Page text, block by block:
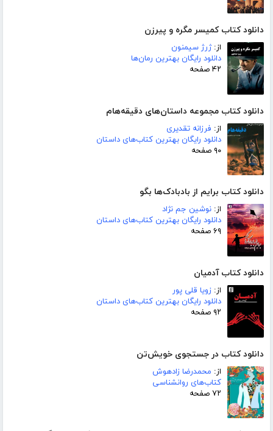
دانلود کتاب کمیسر مگره و پیرزن
از:ژرژ سیمنون
دانلود رایگان بهترین رمان‌ها
۴۲ صفحه
دانلود کتاب مجموعه داستان‌های دقیقه‌هام
از: فرزانه تقدیری
دانلود رایگان بهترین کتاب‌های داستان
۹۰ صفحه
دانلود کتاب برایم از بادبادک‌ها بگو
از: نوشین جم نژاد
دانلود رایگان بهترین کتاب‌های داستان
۶۹ صفحه
دانلود کتاب آدمیان
از: زویا قلی پور
دانلود رایگان بهترین کتاب‌های داستان
۹۲ صفحه
دانلود کتاب در جستجوی خویش‌تن
از: محمدرضا زادهوش
کتاب‌های روانشناسی
۷۲ صفحه